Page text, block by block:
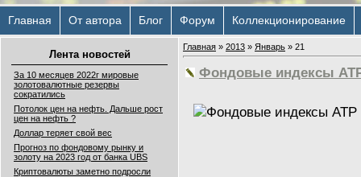
Главная От автора Блог Форум Коллекционирование
Лента новостей
За 10 месяцев 2022г мировые
золотовалютные резервы
сократились
Потолок цен на нефть. Дальше рост
цен на нефть ?
Доллар теряет свой вес
Прогноз по фондовому рынку и
золоту на 2023 год от банка UBS
Криптовалюты заметно подросли
Главная » 2013 » Январь » 21
Фондовые индексы